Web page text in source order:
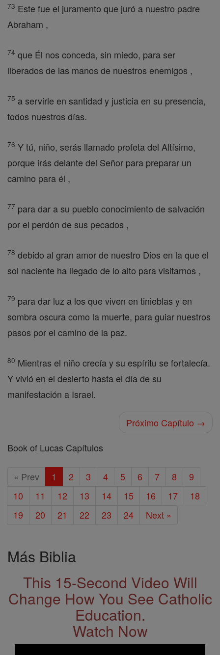
73 Este fue el juramento que juró a nuestro padre
Abraham ,
74 que Él nos conceda, sin miedo, para ser
liberados de las manos de nuestros enemigos ,
75 a servirle en santidad y justicia en su presencia,
todos nuestros días.
76 Y tú, niño, serás llamado profeta del Altísimo,
porque irás delante del Señor para preparar un
camino para él ,
77 para dar a su pueblo conocimiento de salvación
por el perdón de sus pecados ,
78 debido al gran amor de nuestro Dios en la que el
sol naciente ha llegado de lo alto para visitarnos ,
79 para dar luz a los que viven en tinieblas y en
sombra oscura como la muerte, para guiar nuestros
pasos por el camino de la paz.
80 Mientras el niño crecía y su espíritu se fortalecía.
Y vivió en el desierto hasta el día de su
manifestación a Israel.
Próximo Capítulo →
Book of Lucas Capítulos
« Prev 1 2 3 4 5 6 7 8
9
10
11 12 13 14 15 16 17
18
19
20 21 22 23 24 Next »
Más Biblia
This 15-Second Video Will
Change How You See Catholic
Education.
Watch Now